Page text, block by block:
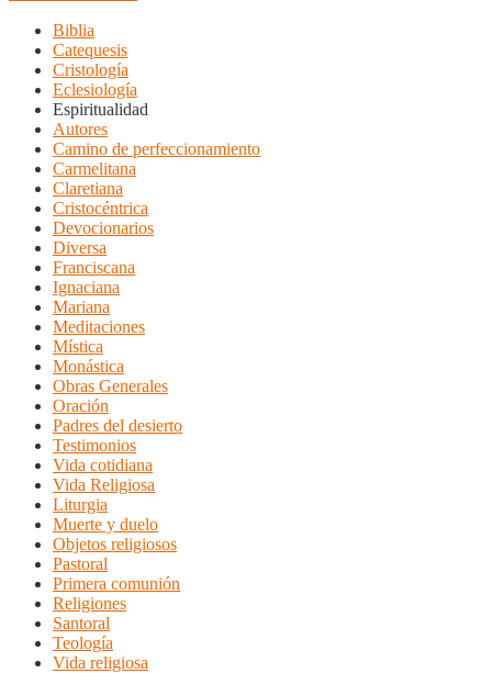
Biblia
Catequesis
Cristología
Eclesiología
Espiritualidad
Autores
Camino de perfeccionamiento
Carmelitana
Claretiana
Cristocéntrica
Devocionarios
Diversa
Franciscana
Ignaciana
Mariana
Meditaciones
Mística
Monástica
Obras Generales
Oración
Padres del desierto
Testimonios
Vida cotidiana
Vida Religiosa
Liturgia
Muerte y duelo
Objetos religiosos
Pastoral
Primera comunión
Religiones
Santoral
Teología
Vida religiosa